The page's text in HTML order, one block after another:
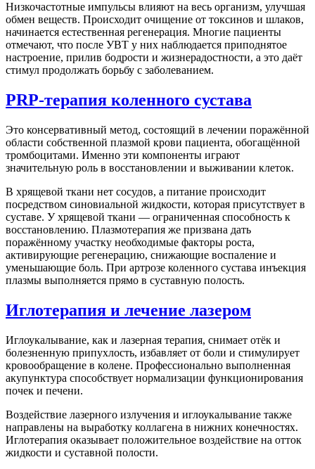
Низкочастотные импульсы влияют на весь организм, улучшая
обмен веществ. Происходит очищение от токсинов и шлаков,
начинается естественная регенерация. Многие пациенты
отмечают, что после УВТ у них наблюдается приподнятое
настроение, прилив бодрости и жизнерадостности, а это даёт
стимул продолжать борьбу с заболеванием.
PRP-терапия коленного сустава
Это консервативный метод, состоящий в лечении поражённой
области собственной плазмой крови пациента, обогащённой
тромбоцитами. Именно эти компоненты играют
значительную роль в восстановлении и выживании клеток.
В хрящевой ткани нет сосудов, а питание происходит
посредством синовиальной жидкости, которая присутствует в
суставе. У хрящевой ткани — ограниченная способность к
восстановлению. Плазмотерапия же призвана дать
поражённому участку необходимые факторы роста,
активирующие регенерацию, снижающие воспаление и
уменьшающие боль. При артрозе коленного сустава инъекция
плазмы выполняется прямо в суставную полость.
Иглотерапия и лечение лазером
Иглоукалывание, как и лазерная терапия, снимает отёк и
болезненную припухлость, избавляет от боли и стимулирует
кровообращение в колене. Профессионально выполненная
акупунктура способствует нормализации функционирования
почек и печени.
Воздействие лазерного излучения и иглоукалывание также
направлены на выработку коллагена в нижних конечностях.
Иглотерапия оказывает положительное воздействие на отток
жидкости и суставной полости.